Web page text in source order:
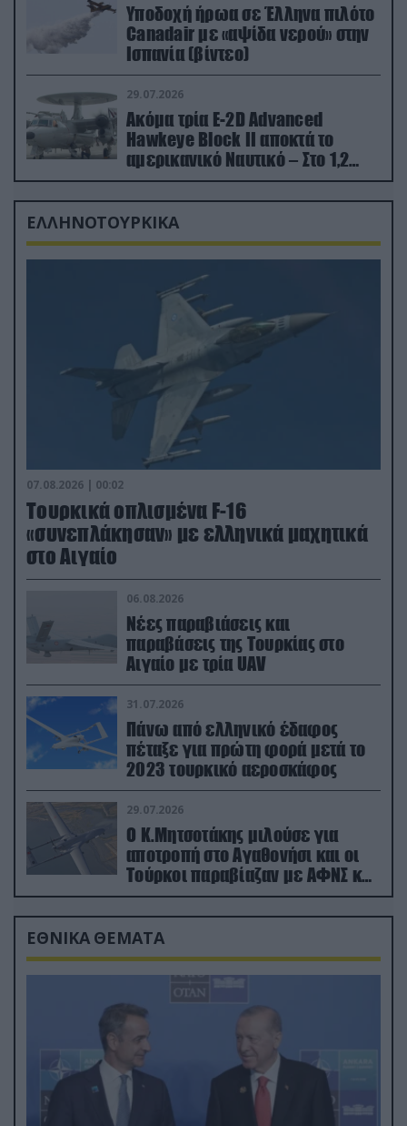
Υποδοχή ήρωα σε Έλληνα πιλότο
Canadair με «αψίδα νερού» στην
Ισπανία (βίντεο)
29.07.2026
Ακόμα τρία E-2D Advanced
Hawkeye Block II αποκτά το
αμερικανικό Ναυτικό – Στο 1,2
δισ.δολάρια το κόστος
ΕΛΛΗΝΟΤΟΥΡΚΙΚΑ
07.08.2026 | 00:02
Τουρκικά οπλισμένα F-16
«συνεπλάκησαν» με ελληνικά μαχητικά
στο Αιγαίο
06.08.2026
Νέες παραβιάσεις και
παραβάσεις της Τουρκίας στο
Αιγαίο με τρία UAV
31.07.2026
Πάνω από ελληνικό έδαφος
πέταξε για πρώτη φορά μετά το
2023 τουρκικό αεροσκάφος
29.07.2026
Ο Κ.Μητσοτάκης μιλούσε για
αποτροπή στο Αγαθονήσι και οι
Τούρκοι παραβίαζαν με ΑΦΝΣ και
drone
ΕΘΝΙΚΑ ΘΕΜΑΤΑ